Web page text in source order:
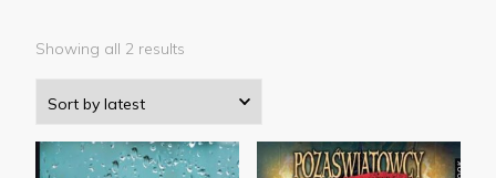
Showing all 2 results